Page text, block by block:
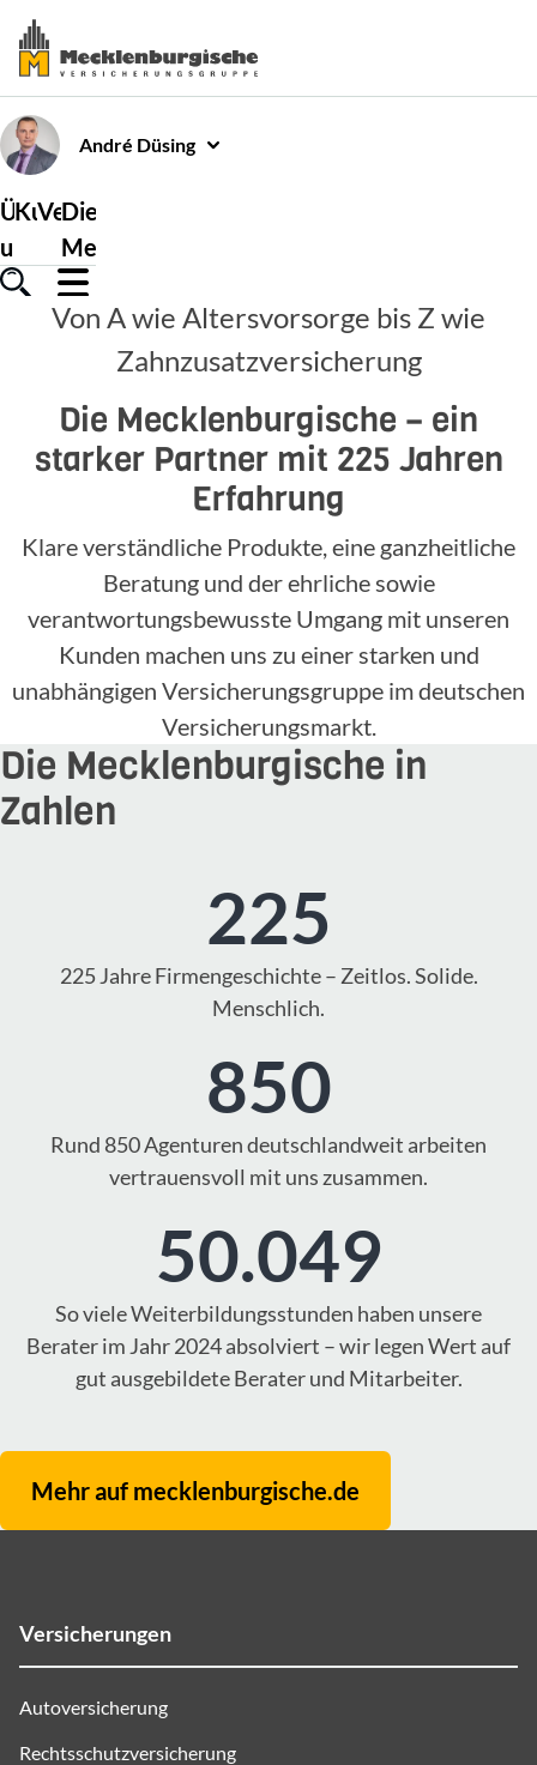
André Düsing
Über
uns
Kundenservice
Versicherungen
Die
Mecklenburgische
Von A wie Altersvorsorge bis Z wie
Zahnzusatzversicherung
Die Mecklenburgische – ein
starker Partner mit 225 Jahren
Erfahrung
Klare verständliche Produkte, eine ganzheitliche
Beratung und der ehrliche sowie
verantwortungsbewusste Umgang mit unseren
Kunden machen uns zu einer starken und
unabhängigen Versicherungsgruppe im deutschen
Versicherungsmarkt.
Die Mecklenburgische in
Zahlen
225
225 Jahre Firmengeschichte – Zeitlos. Solide.
Menschlich.
850
Rund 850 Agenturen deutschlandweit arbeiten
vertrauensvoll mit uns zusammen.
50.049
So viele Weiterbildungsstunden haben unsere
Berater im Jahr 2024 absolviert – wir legen Wert auf
gut ausgebildete Berater und Mitarbeiter.
Mehr auf mecklenburgische.de
Versicherungen
Autoversicherung
Rechtsschutzversicherung